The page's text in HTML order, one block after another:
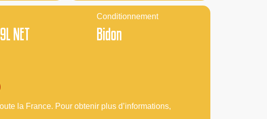
NET
Conditionnement
Bidon
la France. Pour obtenir plus d’informations,